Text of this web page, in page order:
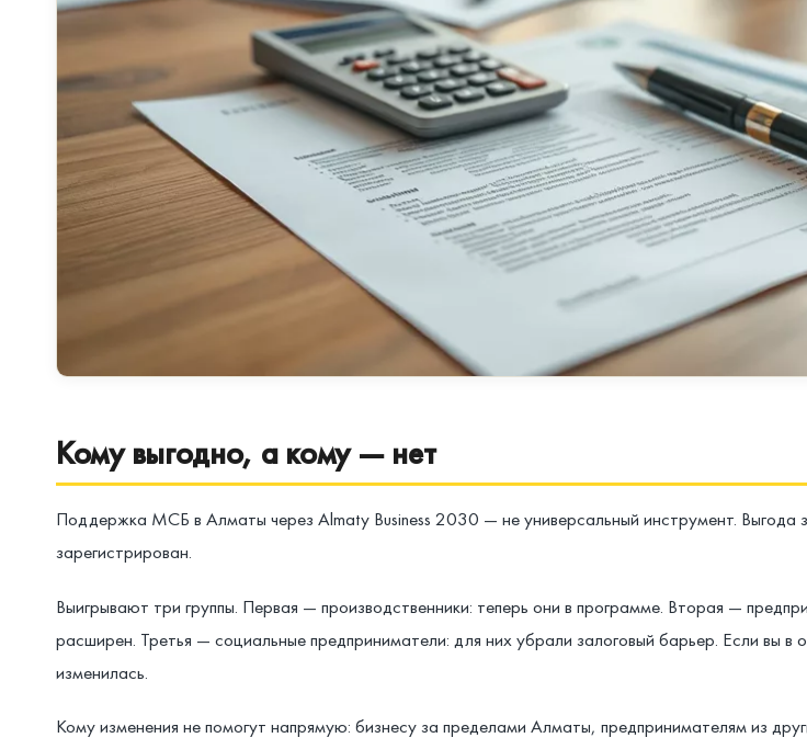
Кому выгодно, а кому — нет
Поддержка МСБ в Алматы через Almaty Business 2030 — не универсальный инструмент. Выгода
зарегистрирован.
Выигрывают три группы. Первая — производственники: теперь они в программе. Вторая —
расширен. Третья — социальные предприниматели: для них убрали залоговый барьер. Если вы
изменилась.
Кому изменения не помогут напрямую: бизнесу за пределами Алматы, предпринимателям из